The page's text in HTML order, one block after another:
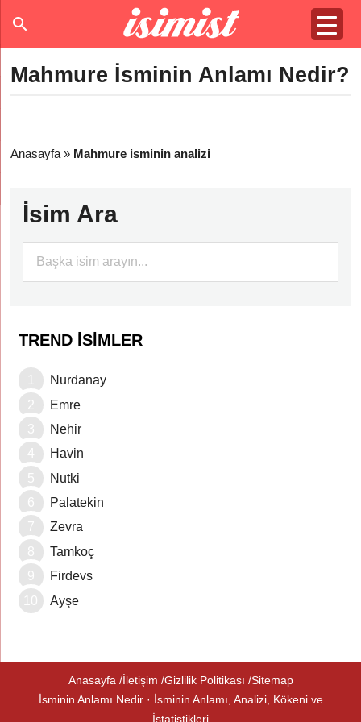
Mahmure İsminin Anlamı Nedir?
Anasayfa » Mahmure isminin analizi
İsim Ara
TREND İSIMLER
Nurdanay
Emre
Nehir
Havin
Nutki
Palatekin
Zevra
Tamkoç
Firdevs
Ayşe
Anasayfa İletişim Gizlilik Politikası Sitemap
İsminin Anlamı Nedir · İsminin Anlamı, Analizi, Kökeni ve
İstatistikleri